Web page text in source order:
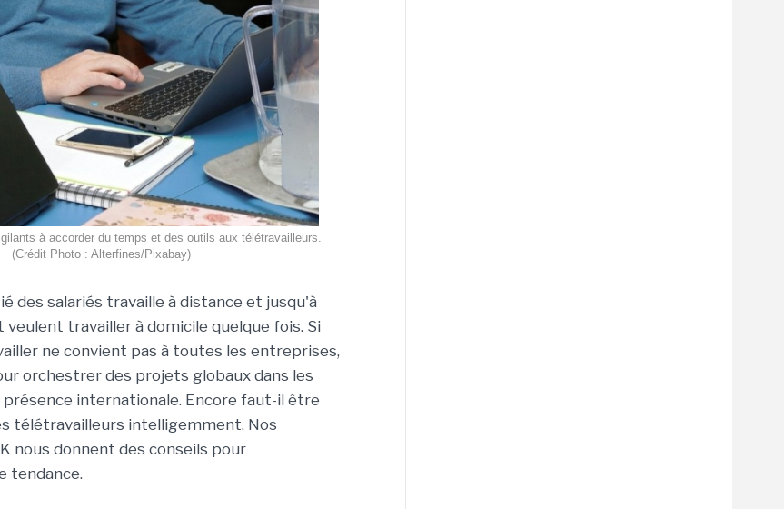
à accorder du temps et des outils aux télétravailleurs.
(Crédit Photo : Alterfines/Pixabay)
des salariés travaille à distance et jusqu'à
veulent travailler à domicile quelque fois. Si
ne convient pas à toutes les entreprises,
orchestrer des projets globaux dans les
internationale. Encore faut-il être
télétravailleurs intelligemment. Nos
nous donnent des conseils pour
tendance.